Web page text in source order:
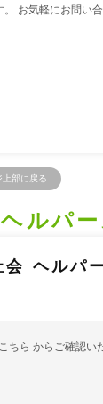
お気軽にお問い
上部に戻る
ルパ
ヘルパ
こちら からご確認い